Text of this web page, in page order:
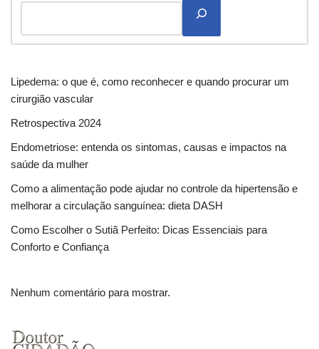
Lipedema: o que é, como reconhecer e quando procurar um
cirurgião vascular
Retrospectiva 2024
Endometriose: entenda os sintomas, causas e impactos na
saúde da mulher
Como a alimentação pode ajudar no controle da hipertensão e
melhorar a circulação sanguínea: dieta DASH
Como Escolher o Sutiã Perfeito: Dicas Essenciais para
Conforto e Confiança
Nenhum comentário para mostrar.